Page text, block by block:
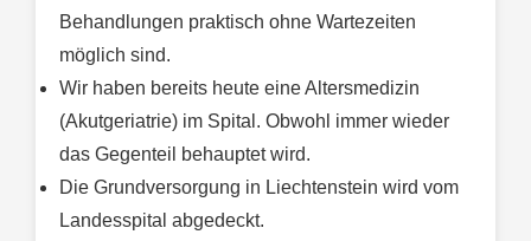
Behandlungen praktisch ohne Wartezeiten
möglich sind.
Wir haben bereits heute eine Altersmedizin
(Akutgeriatrie) im Spital. Obwohl immer wieder
das Gegenteil behauptet wird.
Die Grundversorgung in Liechtenstein wird vom
Landesspital abgedeckt.